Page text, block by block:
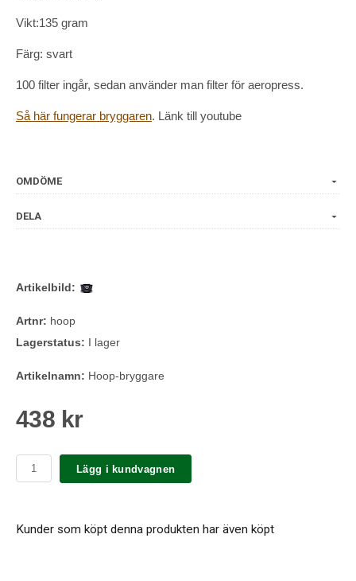
Vikt:135 gram
Färg: svart
100 filter ingår, sedan använder man filter för aeropress.
Så här fungerar bryggaren. Länk till youtube
OMDÖME
DELA
Artikelbild:
Artnr: hoop
Lagerstatus: I lager
Artikelnamn: Hoop-bryggare
438 kr
Lägg i kundvagnen
Kunder som köpt denna produkten har även köpt